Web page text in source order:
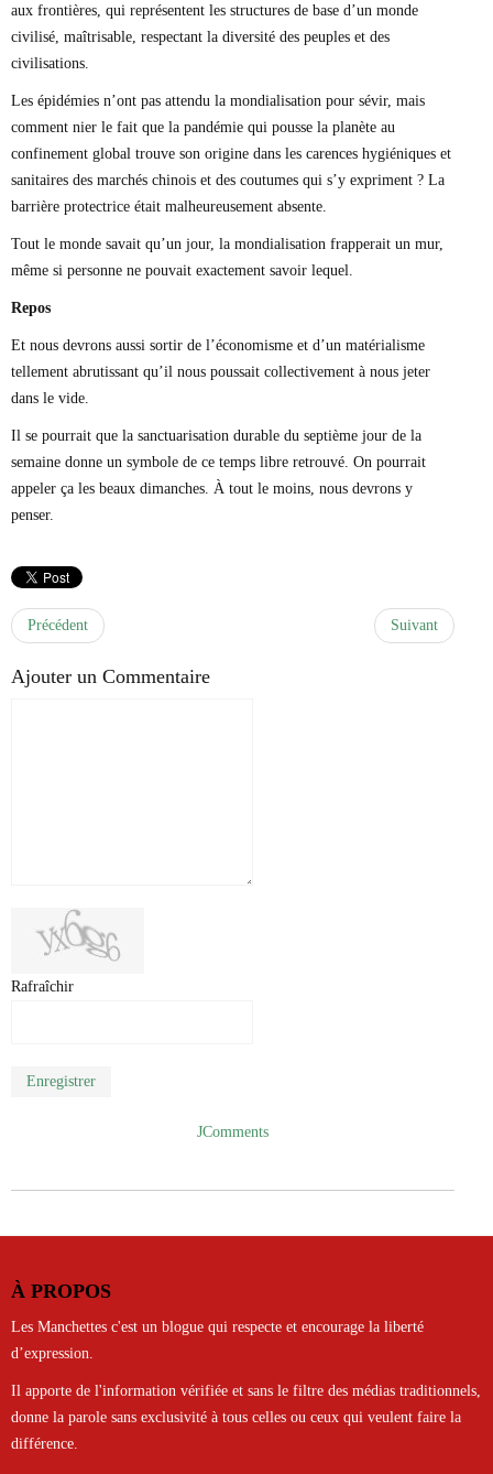
aux frontières, qui représentent les structures de base d’un monde
civilisé, maîtrisable, respectant la diversité des peuples et des
civilisations.
Les épidémies n’ont pas attendu la mondialisation pour sévir, mais
comment nier le fait que la pandémie qui pousse la planète au
confinement global trouve son origine dans les carences hygiéniques et
sanitaires des marchés chinois et des coutumes qui s’y expriment ? La
barrière protectrice était malheureusement absente.
Tout le monde savait qu’un jour, la mondialisation frapperait un mur,
même si personne ne pouvait exactement savoir lequel.
Repos
Et nous devrons aussi sortir de l’économisme et d’un matérialisme
tellement abrutissant qu’il nous poussait collectivement à nous jeter
dans le vide.
Il se pourrait que la sanctuari­sation durable du septième jour de la
semaine donne un symbole de ce temps libre retrouvé. On pourrait
appeler ça les beaux dimanches. À tout le moins, nous devrons y
penser.
Précédent Suivant
Ajouter un Commentaire
Rafraîchir
Enregistrer
JComments
À PROPOS
Les Manchettes c'est un blogue qui respecte et encourage la liberté
d’expression.
Il apporte de l'information vérifiée et sans le filtre des médias traditionnels,
donne la parole sans exclusivité à tous celles ou ceux qui veulent faire la
différence.